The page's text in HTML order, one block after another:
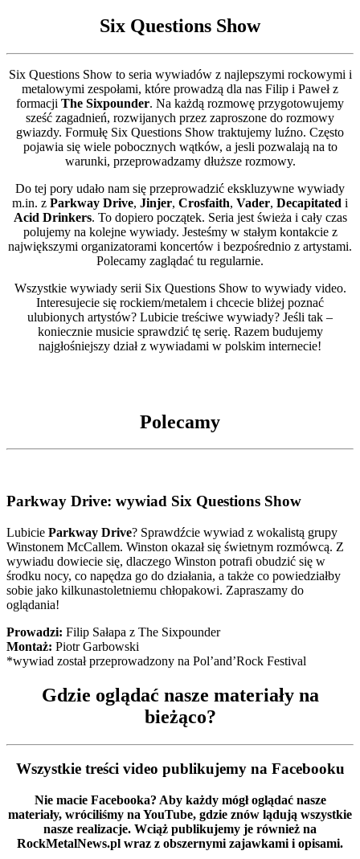
Six Questions Show
Six Questions Show to seria wywiadów z najlepszymi rockowymi i
metalowymi zespołami, które prowadzą dla nas Filip i Paweł z
formacji The Sixpounder. Na każdą rozmowę przygotowujemy
sześć zagadnień, rozwijanych przez zaproszone do rozmowy
gwiazdy. Formułę Six Questions Show traktujemy luźno. Często
pojawia się wiele pobocznych wątków, a jesli pozwalają na to
warunki, przeprowadzamy dłuższe rozmowy.
Do tej pory udało nam się przeprowadzić ekskluzywne wywiady
m.in. z Parkway Drive, Jinjer, Crosfaith, Vader, Decapitated i
Acid Drinkers. To dopiero początek. Seria jest świeża i cały czas
polujemy na kolejne wywiady. Jesteśmy w stałym kontakcie z
największymi organizatorami koncertów i bezpośrednio z artystami.
Polecamy zaglądać tu regularnie.
Wszystkie wywiady serii Six Questions Show to wywiady video.
Interesujecie się rockiem/metalem i chcecie bliżej poznać
ulubionych artystów? Lubicie treściwe wywiady? Jeśli tak –
koniecznie musicie sprawdzić tę serię. Razem budujemy
najgłośniejszy dział z wywiadami w polskim internecie!
Polecamy
Parkway Drive: wywiad Six Questions Show
Lubicie Parkway Drive? Sprawdźcie wywiad z wokalistą grupy
Winstonem McCallem. Winston okazał się świetnym rozmówcą. Z
wywiadu dowiecie się, dlaczego Winston potrafi obudzić się w
środku nocy, co napędza go do działania, a także co powiedziałby
sobie jako kilkunastoletniemu chłopakowi. Zapraszamy do
oglądania!
Prowadzi: Filip Sałapa z The Sixpounder
Montaż: Piotr Garbowski
*wywiad został przeprowadzony na Pol’and’Rock Festival
Gdzie oglądać nasze materiały na
bieżąco?
Wszystkie treści video publikujemy na Facebooku
Nie macie Facebooka? Aby każdy mógł oglądać nasze
materiały, wróciliśmy na YouTube, gdzie znów lądują wszystkie
nasze realizacje. Wciąż publikujemy je również na
RockMetalNews.pl wraz z obszernymi zajawkami i opisami.